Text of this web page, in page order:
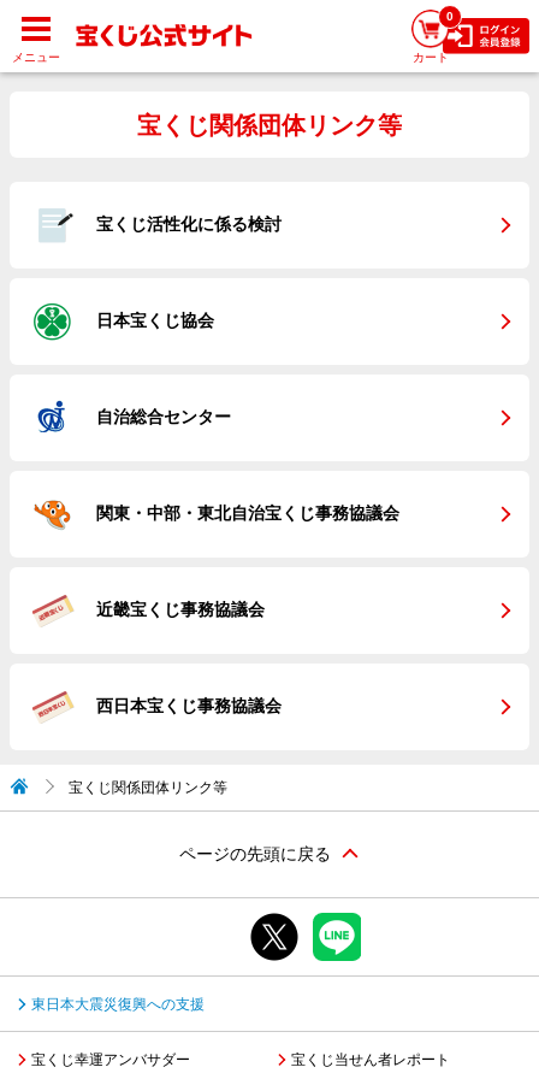
宝くじ関係団体リンク等
宝くじ活性化に係る検討
日本宝くじ協会
自治総合センター
関東・中部・東北自治宝くじ事務協議会
近畿宝くじ事務協議会
西日本宝くじ事務協議会
宝くじ関係団体リンク等
ページの先頭に戻る
東日本大震災復興への支援
宝くじ幸運アンバサダー 宝くじ当せん者レポート
メニュー
0
カート